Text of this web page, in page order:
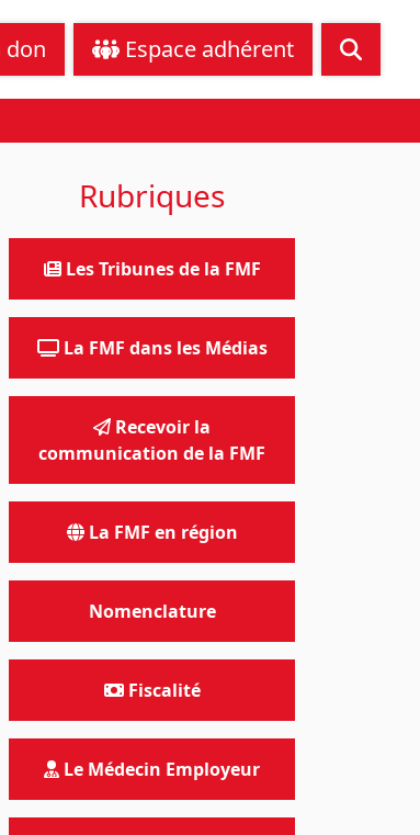
Nous contacter
don Espace adhérent
Rubriques
Les Tribunes de la FMF
La FMF dans les Médias
Recevoir la
communication de la FMF
La FMF en région
Nomenclature
Fiscalité
Le Médecin Employeur